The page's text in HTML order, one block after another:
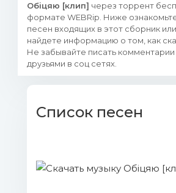
Обіцяю [клип] через торрент
формате WEBRip. Ниже
песен входящих в этот сборник
найдете информацию о том, как
Не забывайте писать комментарии
друзьями в соц сетях.
Список песен